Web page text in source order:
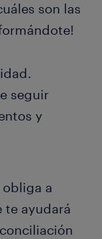
son las
seguir
y
a
te ayudará